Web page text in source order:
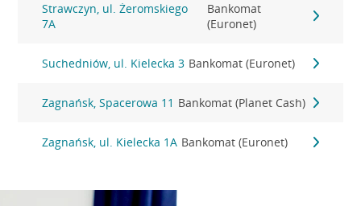
Strawczyn, ul. Żeromskiego
7A
Bankomat
(Euronet)
Suchedniów, ul. Kielecka 3 Bankomat (Euronet)
Zagnańsk, Spacerowa 11 Bankomat (Planet Cash)
Zagnańsk, ul. Kielecka 1A Bankomat (Euronet)